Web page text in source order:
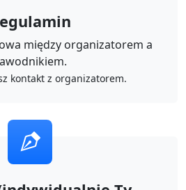
między organizatorem a
kontakt z organizatorem.